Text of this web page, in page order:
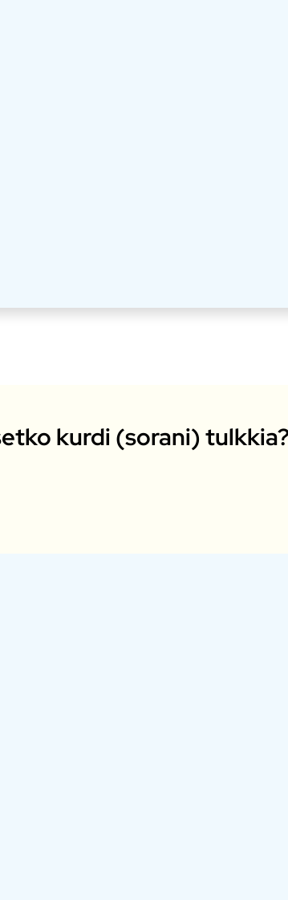
kurdi (sorani)